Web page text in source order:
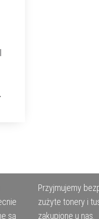
są
Przyjmujemy
zużyte tonery i
zakupione u nas.